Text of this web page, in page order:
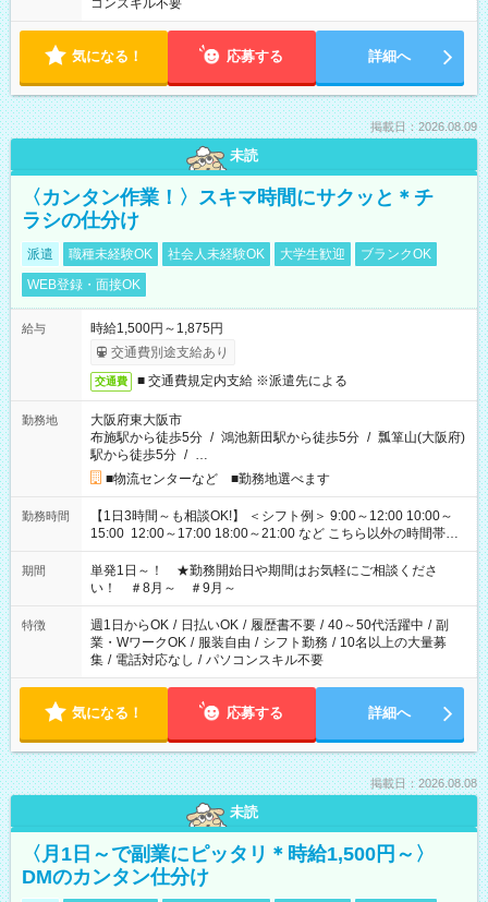
コンスキル不要
気になる！ 応募する 詳細へ
掲載日：2026.08.09
未読
〈カンタン作業！〉スキマ時間にサクッと＊チ
ラシの仕分け
派遣 職種未経験OK 社会人未経験OK 大学生歓迎
ブランクOK
WEB登録・面接OK
給与
時給1,500円～1,875円
交通費別途支給あり
交通費 ■ 交通費規定内支給 ※派遣先による
勤務地
大阪府東大阪市
布施駅から徒歩5分 / 鴻池新田駅から徒歩5分 / 瓢箪山(大阪府)
駅から徒歩5分 / …
■物流センターなど ■勤務地選べます
勤務時間
【1日3時間～も相談OK!】 ＜シフト例＞ 9:00～12:00 10:00～
15:00 12:00～17:00 18:00～21:00 など こちら以外の時間帯も
お気軽にご相談ください！
期間
単発1日～！ ★勤務開始日や期間はお気軽にご相談くださ
い！ ＃8月～ ＃9月～
特徴 週1日からOK / 日払いOK / 履歴書不要 / 40～50代活躍中 / 副
業・WワークOK / 服装自由 / シフト勤務 / 10名以上の大量募
集 / 電話対応なし / パソコンスキル不要
気になる！ 応募する 詳細へ
掲載日：2026.08.08
未読
〈月1日～で副業にピッタリ＊時給1,500円～〉
DMのカンタン仕分け